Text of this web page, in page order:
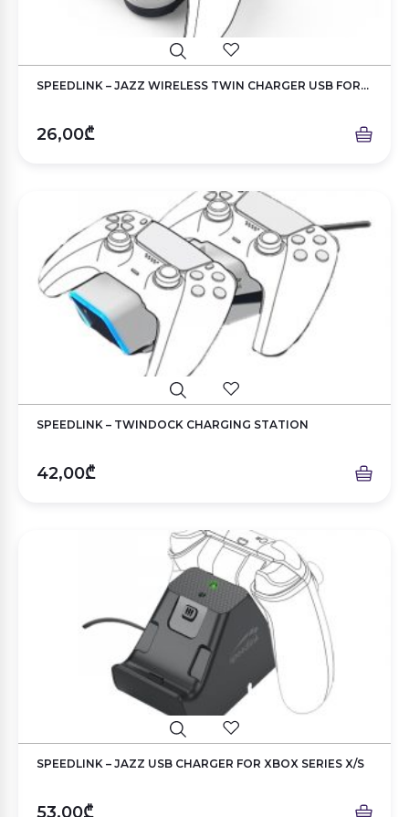
SPEEDLINK – JAZZ WIRELESS TWIN CHARGER USB FOR...
26,00₾
SPEEDLINK – TWINDOCK CHARGING STATION
42,00₾
SPEEDLINK – JAZZ USB CHARGER FOR XBOX SERIES X/S
53,00₾